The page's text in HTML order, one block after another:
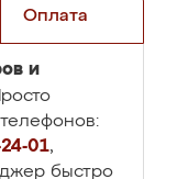
Оплата
и
01,
быстро